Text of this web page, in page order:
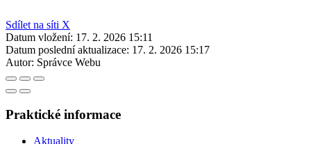
Sdílet na síti X
Datum vložení: 17. 2. 2026 15:11
Datum poslední aktualizace: 17. 2. 2026 15:17
Autor: Správce Webu
Praktické informace
Aktuality